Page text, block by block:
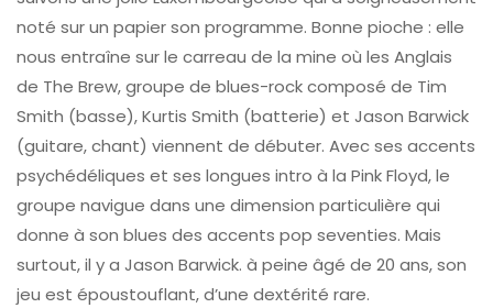
noté sur un papier son programme. Bonne pioche : elle
nous entraîne sur le carreau de la mine où les Anglais
de The Brew, groupe de blues-rock composé de Tim
Smith (basse), Kurtis Smith (batterie) et Jason Barwick
(guitare, chant) viennent de débuter. Avec ses accents
psychédéliques et ses longues intro à la Pink Floyd, le
groupe navigue dans une dimension particulière qui
donne à son blues des accents pop seventies. Mais
surtout, il y a Jason Barwick. à peine âgé de 20 ans, son
jeu est époustouflant, d’une dextérité rare.